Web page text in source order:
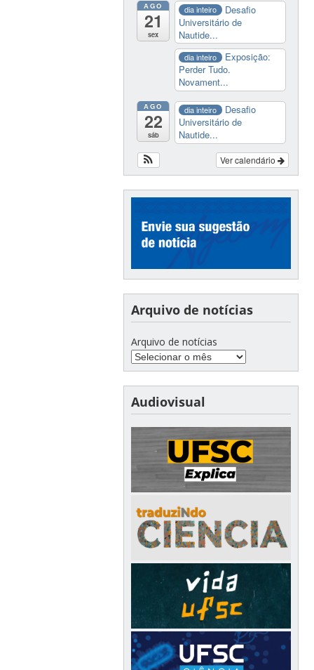
AGO
21
sex
dia inteiro
Desafio
Universitário de
Nautide...
dia inteiro
Exposição:
Perder Tudo.
Novament...
AGO
22
sáb
dia inteiro
Desafio
Universitário de
Nautide...
Ver calendário
Arquivo de notícias
Arquivo de notícias
Audiovisual